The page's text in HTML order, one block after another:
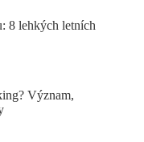
8 lehkých letních
Význam,